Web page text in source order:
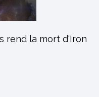
rend la mort d'Iron